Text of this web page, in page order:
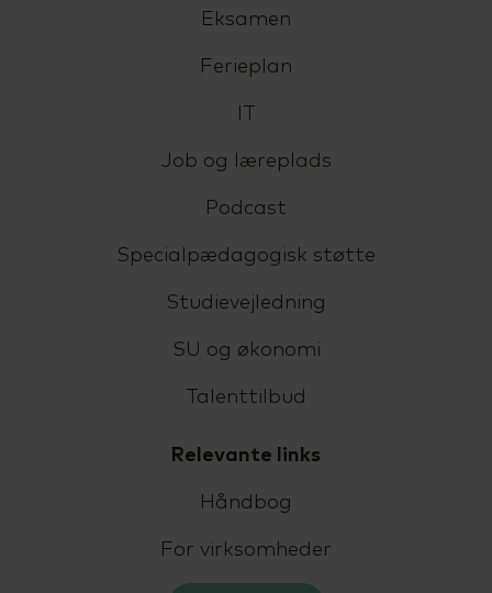
Eksamen
Ferieplan
Job og læreplads
Podcast
Specialpædagogisk støtte
Studievejledning
SU og økonomi
Talenttilbud
Relevante links
Håndbog
For virksomheder